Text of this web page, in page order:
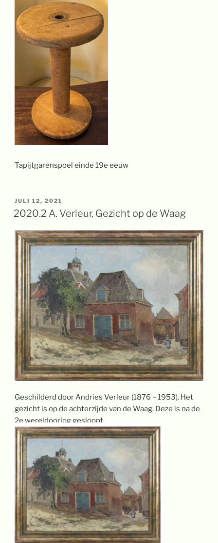
Tapijtgarenspoel einde 19e eeuw
GEPLAATST
OP
JULI 12, 2021
2020.2 A. Verleur, Gezicht op de Waag
Geschilderd door Andries Verleur (1876 – 1953). Het
gezicht is op de achterzijde van de Waag. Deze is na de
2e wereldoorlog gesloopt.